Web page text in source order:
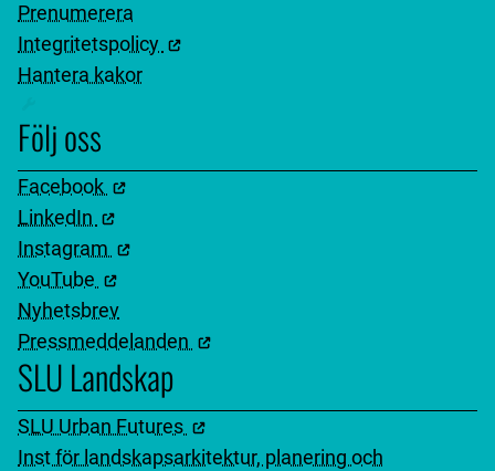
Prenumerera
Integritetspolicy
Hantera kakor
Följ oss
Facebook
LinkedIn
Instagram
YouTube
Nyhetsbrev
Pressmeddelanden
SLU Landskap
SLU Urban Futures
Inst för landskapsarkitektur, planering och